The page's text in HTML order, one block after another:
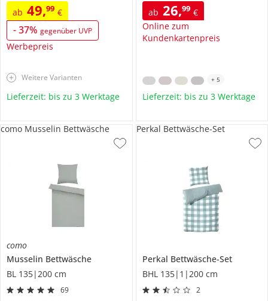
ab 49,99 €
-37% gegenüber UVP
Werbepreis
Weitere Varianten
Lieferzeit: bis zu 3 Werktage
ab 26,99 €
Online zum
Kundenkartenpreis
+ 5
Lieferzeit: bis zu 3 Werktage
como
Musselin Bettwäsche
BL 135|200 cm
69
como Musselin Bettwäsche
Perkal Bettwäsche-Set
BHL 135|1|200 cm
2
Perkal Bettwäsche-Set